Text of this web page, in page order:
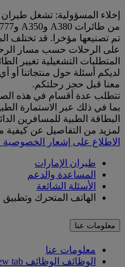
إخلاء المسؤولية: تشغل
تم تصنيعها مؤخرا. قد تختلف
على الرحلات حسب مسار
المتطلبات التشغيلية تغيير
لديكم أسئلة حول منتجاتنا أو
معنا قبل حجز رحلتكم.
تتطلب عدة أقسام في هذه
لمزيد من التفاصيل عن كيفية
الاطلاع على إشعار الخصوصية
طيران الإمارات
المساعدة والدعم
الأسئلة الشائعة
الهاتف المتحرك
معلومات عنا
معلومات عنا
الوظائف الوظائف Opens an external link in a new tab